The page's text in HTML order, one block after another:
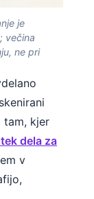
je
večina
ne pri
tam, kjer
dela za
v